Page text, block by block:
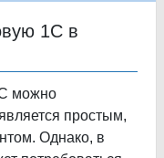
1С в
можно
простым,
Однако, в